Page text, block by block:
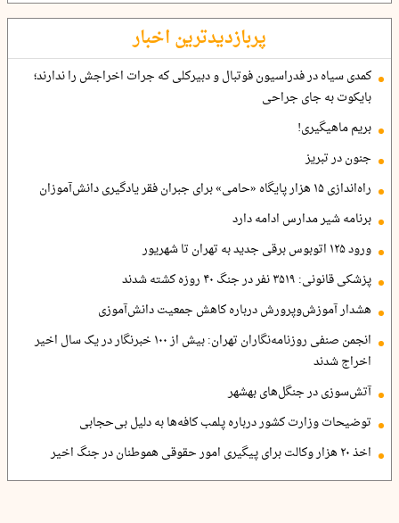
پربازدیدترین اخبار
کمدی سیاه در فدراسیون فوتبال و دبیرکلی که جرات اخراجش را ندارند؛
بایکوت به جای جراحی
بریم ماهیگیری!
جنون در تبریز
راه‌اندازی ۱۵ هزار پایگاه «حامی» برای جبران فقر یادگیری دانش‌آموزان
برنامه شیر مدارس ادامه دارد
ورود ۱۲۵ اتوبوس برقی جدید به تهران تا شهریور
پزشکی قانونی: ۳۵۱۹ نفر در جنگ ۴۰ روزه کشته شدند
هشدار آموزش‌وپرورش درباره کاهش جمعیت دانش‌آموزی
انجمن صنفی روزنامه‌نگاران تهران: بیش از ۱۰۰ خبرنگار در یک سال اخیر
اخراج شدند
آتش‌سوزی در جنگل‌های بهشهر
توضیحات وزارت کشور درباره پلمب کافه‌ها به دلیل بی‌حجابی
اخذ ۲۰ هزار وکالت برای پیگیری امور حقوقی هموطنان در جنگ اخیر